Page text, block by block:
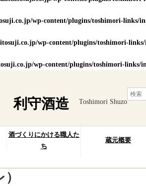
wp-content/plugins/toshimori-links/
wp-content/plugins/toshimori-
wp-content/plugins/toshimori-links/
利守酒造 Toshimori Shuzo
酒づくりにかける職人た
ち
蔵元概要